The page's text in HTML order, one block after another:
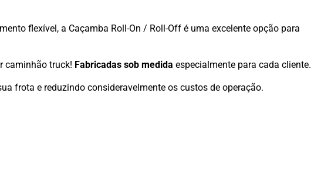
flexível, a Caçamba Roll-On / Roll-Off é uma excelente opção para
caminhão truck! Fabricadas sob medida especialmente para cada cliente.
frota e reduzindo consideravelmente os custos de operação.